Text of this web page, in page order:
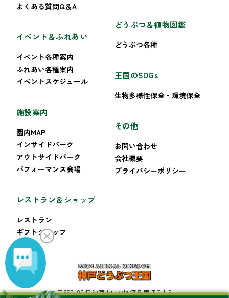
よくある質問Q＆A
イベント＆ふれあい
イベント各種案内
ふれあい各種案内
イベントスケジュール
施設案内
園内MAP
インサイドパーク
アウトサイドパーク
パフォーマンス会場
レストラン＆ショップ
レストラン
ギフトショップ
どうぶつ＆植物図鑑
どうぶつ各種
王国のSDGs
生物多様性保全・環境保全
その他
お問い合わせ
会社概要
プライバシーポリシー
〒650-0047 神戸市中央区港島南町 7-1-9